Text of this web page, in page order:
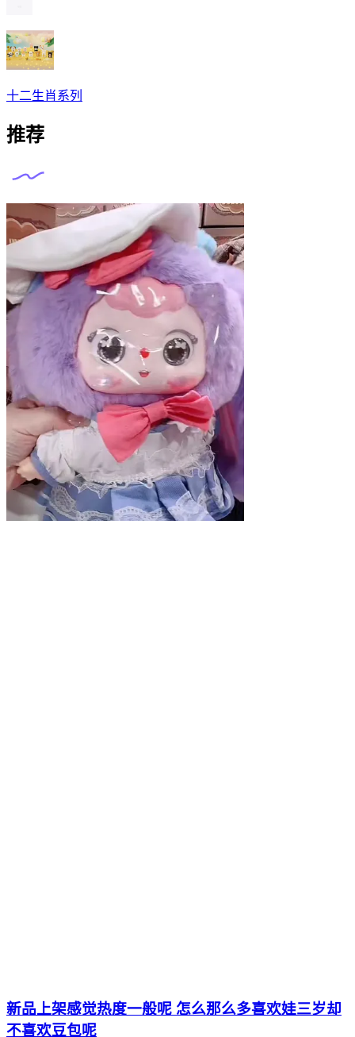
十二生肖系列
推荐
新品上架感觉热度一般呢 怎么那么多喜欢娃三岁却
不喜欢豆包呢